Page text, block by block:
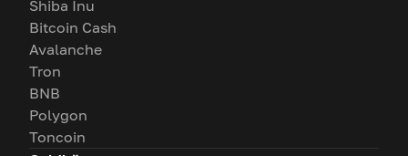
Shiba Inu
Bitcoin Cash
Avalanche
Tron
BNB
Polygon
Toncoin